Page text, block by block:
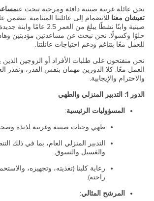
نحن عائلة غربية صينية دافئة ومرحبة تبحث عن
تعيشان معنا للانضمام إلى عائلتنا المتنامية. تتضمن
صينية وابنًا نشطًا يبلغ من
حلوًا وكسولًا. نحن نبحث عن مساعدتين مؤدبتين
للعمل معًا بتناغم ودعم احتياجات عائلتنا.
نحن منفتحون على طلبات الأفراد أو الزوجين الذين
العمل معًا. كلا الدورين مهمان بنفس القدر، ونقدر
والاحترام والإيجابية.
الدور 1: التدبير المنزلي والطهي
المسؤوليات الرئيسية:
طهي وجبات صينية وغربية لذيذة
التدبير المنزلي العام، بما في ذلك
والغسيل والتسوق.
رعاية كلبنا (تغذيته، وتجهيزه،
راحته).
المرشح المثالي: